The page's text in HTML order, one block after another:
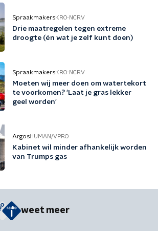
SpraakmakersKRO-NCRV
Drie maatregelen tegen extreme
droogte (én wat je zelf kunt doen)
SpraakmakersKRO-NCRV
Moeten wij meer doen om watertekort
te voorkomen? 'Laat je gras lekker
geel worden'
ArgosHUMAN/VPRO
Kabinet wil minder afhankelijk worden
van Trumps gas
weet meer